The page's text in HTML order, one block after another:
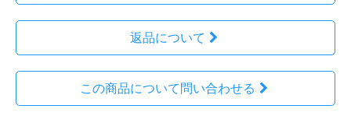
返品について
この商品について問い合わせる